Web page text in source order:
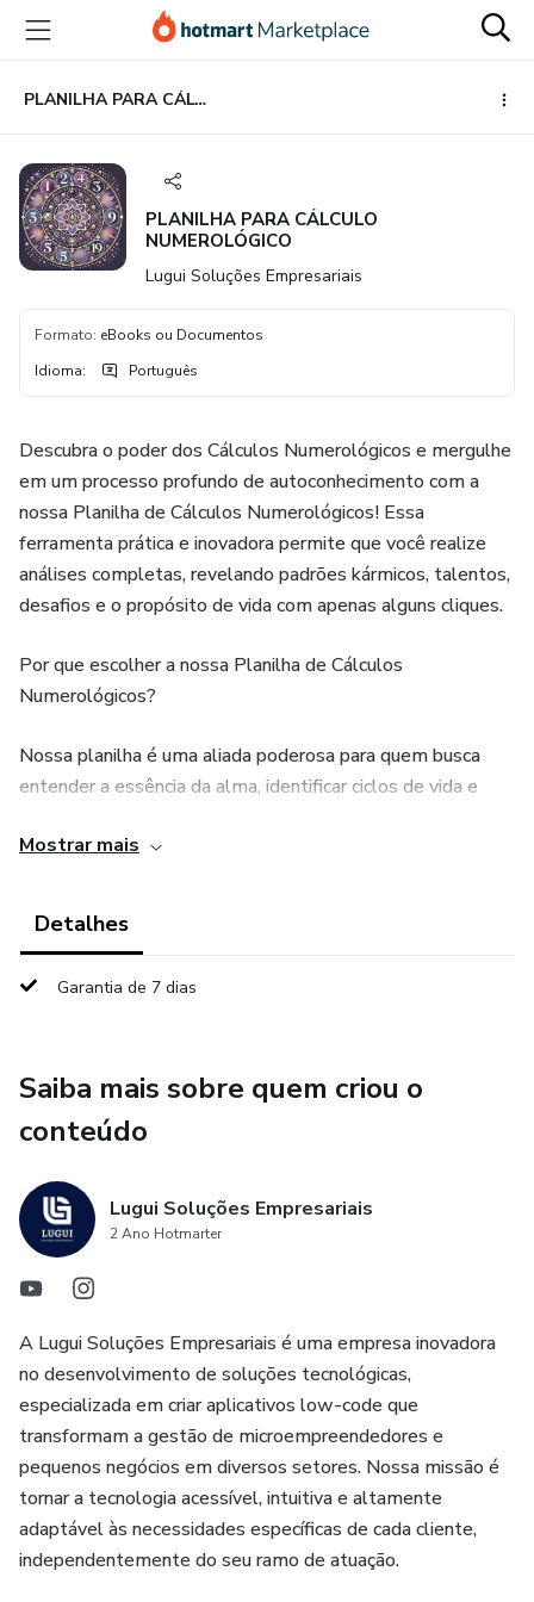
para
conteúdo
principal
para
pagamento
para
rodapé
PLANILHA PARA CÁLCULO NUMEROLÓGICO
PLANILHA PARA CÁLCULO
NUMEROLÓGICO
Lugui Soluções Empresariais
Formato: eBooks ou Documentos
Idioma: Português
Descubra o poder dos Cálculos Numerológicos e mergulhe
em um processo profundo de autoconhecimento com a
nossa Planilha de Cálculos Numerológicos! Essa
ferramenta prática e inovadora permite que você realize
análises completas, revelando padrões kármicos, talentos,
desafios e o propósito de vida com apenas alguns cliques.
Por que escolher a nossa Planilha de Cálculos
Numerológicos?
Nossa planilha é uma aliada poderosa para quem busca
entender a essência da alma, identificar ciclos de vida e
realizar uma análise completa de seus números ou de seus
detalhadas para cada um dos aspectos mais importantes,
Tendência Oculta, Fenda, Padrão Repetitivo, e muito mais.
Automação Total: Insira os dados e obtenha
instantaneamente os cálculos e interpretações, sem
Interpretações Personalizáveis: Cada número traz uma
explicação que pode ser editada para refletir sua própria
leitura, permitindo que você ou seu cliente compreendam
plenamente o impacto de cada elemento na jornada de
vida.
Insights Profundos: A planilha proporciona uma leitura
prática e completa, oferecendo uma visão clara sobre
padrões kármicos, talentos inatos e áreas de crescimento
pessoal.
Ideal tanto para uso pessoal quanto para profissionais da
Mostrar mais
Detalhes
Garantia de 7 dias
Saiba mais sobre quem criou o
conteúdo
Lugui Soluções Empresariais
2 Ano Hotmarter
A Lugui Soluções Empresariais é uma empresa inovadora
no desenvolvimento de soluções tecnológicas,
especializada em criar aplicativos low-code que
transformam a gestão de microempreendedores e
pequenos negócios em diversos setores. Nossa missão é
tornar a tecnologia acessível, intuitiva e altamente
adaptável às necessidades específicas de cada cliente,
independentemente do seu ramo de atuação.